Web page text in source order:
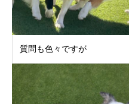
質問も色々ですが